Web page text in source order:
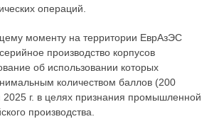
операций.
моменту на территории ЕврАзЭС
производство корпусов
об использовании которых
количеством баллов (200
2025 г. в целях признания промышленной
производства.